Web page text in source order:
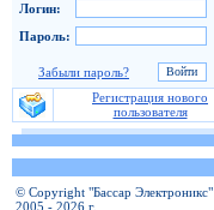
Логин:
Пароль:
Забыли пароль?
Регистрация нового
пользователя
© Copyright "Бассар Электроникс"
2005 - 2026 г.